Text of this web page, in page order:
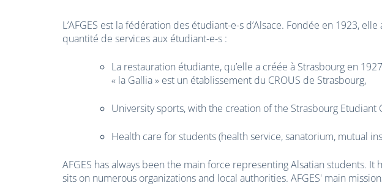
L’AFGES est la fédération des étudiant-e-s d’Alsace. Fondée en 1923,
quantité de services aux étudiant-e-s :
La restauration étudiante, qu’elle a créée à Strasbourg en
« la Gallia » est un établissement du CROUS de Strasbourg,
University sports, with the creation of the Strasbourg Etudiant
Health care for students (health service, sanatorium, mutual
AFGES has always been the main force representing Alsatian students.
sits on numerous organizations and local authorities. AFGES' main